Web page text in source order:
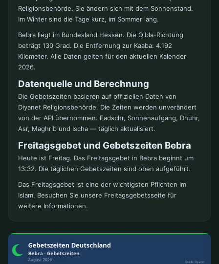
Religionsbehörde. Sie ändern sich mit dem Sonnenstand.
Im Winter sind die Tage kurz, im Sommer lang.
Bebra liegt im Bundesland Hessen. Die Qibla-Richtung
beträgt 130 Grad. Die Entfernung zur Kaaba: 4.192
Kilometer. Alle Daten gelten für den aktuellen Kalender
2026.
Datenquelle und Berechnung
Die Gebetszeiten basieren auf offiziellen Daten von
Diyanet Religionsbehörde. Die Zeiten werden unverändert
von der API übernommen. Fadschr, Sonnenaufgang, Dhuhr,
Asr, Maghrib und Ischa — täglich aktualisiert.
Freitagsgebet und Gebetszeiten Bebra
Heute ist Freitag. Das Freitagsgebet in Bebra beginnt um
13:32. Die täglichen Gebetszeiten sind oben aufgeführt.
Das Freitagsgebet ist eine der wichtigsten Pflichten im
Islam. Besuchen Sie unsere Freitagsgebetsseite für
weitere Informationen.